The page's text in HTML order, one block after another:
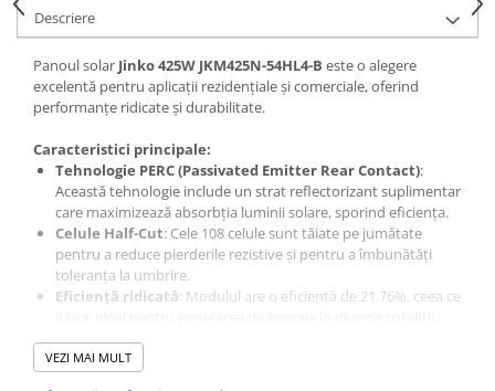
Baterii si acumulatori AGM VRLA
de 6-12 V
Acumulatori Moto, ATV
GEL
Li-Ion
SLA AGM (Sealed Lead Acid)
Deep Cycle - Tractiune/Semi-
Tractiune
Marine & Caravan
Pachete acumulatori VRLA
Sisteme de management (BMS)
Descriere
Panoul solar Jinko 425W JKM425N-54HL4-B este o alegere
excelentă pentru aplicații rezidențiale și comerciale, oferind
performanțe ridicate și durabilitate.
Caracteristici principale:
Tehnologie PERC (Passivated Emitter Rear Contact):
Această tehnologie include un strat reflectorizant suplimentar
care maximizează absorbția luminii solare, sporind eficiența.
Celule Half-Cut: Cele 108 celule sunt tăiate pe jumătate
pentru a reduce pierderile rezistive și pentru a îmbunătăți
toleranța la umbrire.
Eficiență ridicată: Modulul are o eficiență de 21.76%, ceea ce
Rezistență la temperaturi extreme:
-40°F și +185°F, cu o pierdere minimă de eficiență (-0.29%
VEZI MAI MULT